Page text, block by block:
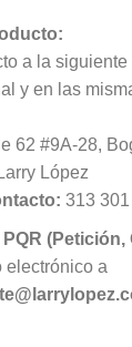
a la
y en las
62 #9A-28,
Larry López
313
(Petición,
electrónico a